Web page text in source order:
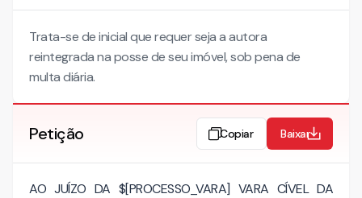
Trata-se de inicial que requer seja a autora
reintegrada na posse de seu imóvel, sob pena de
multa diária.
Petição Copiar Baixar
AO JUÍZO DA $[PROCESSO_VARA] VARA CÍVEL DA